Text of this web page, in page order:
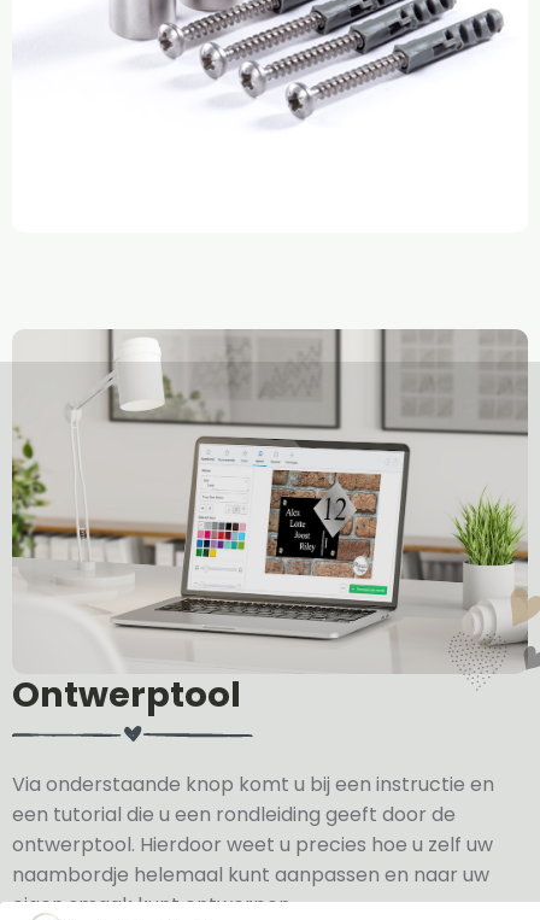
Ontwerptool
Via onderstaande knop komt u bij een instructie en
een tutorial die u een rondleiding geeft door de
ontwerptool. Hierdoor weet u precies hoe u zelf uw
naambordje helemaal kunt aanpassen en naar uw
eigen smaak kunt ontwerpen.